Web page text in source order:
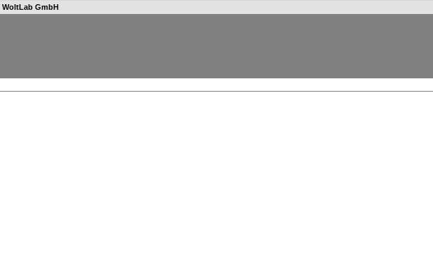
WoltLab GmbH